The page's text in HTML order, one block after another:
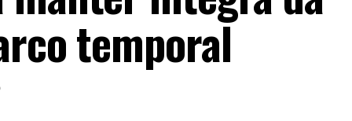
temporal